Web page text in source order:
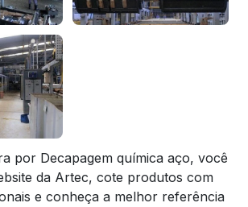
por Decapagem química aço, você
da Artec, cote produtos com
e conheça a melhor referência